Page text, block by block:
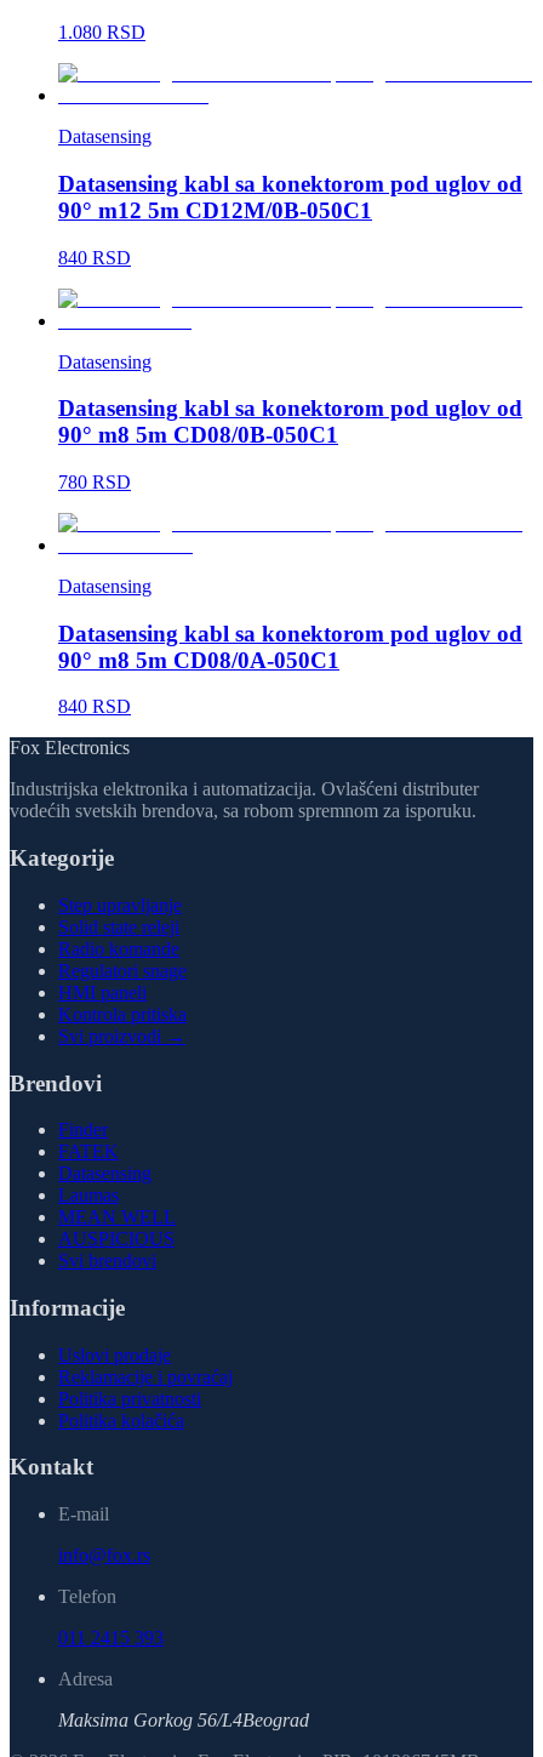
1.080 RSD
Datasensing
Datasensing kabl sa konektorom pod uglov od
90° m12 5m CD12M/0B-050C1
840 RSD
Datasensing
Datasensing kabl sa konektorom pod uglov od
90° m8 5m CD08/0B-050C1
780 RSD
Datasensing
Datasensing kabl sa konektorom pod uglov od
90° m8 5m CD08/0A-050C1
840 RSD
Fox Electronics
Industrijska elektronika i automatizacija. Ovlašćeni distributer
vodećih svetskih brendova, sa robom spremnom za isporuku.
Kategorije
Step upravljanje
Solid state releji
Radio komande
Regulatori snage
HMI paneli
Kontrola pritiska
Svi proizvodi →
Brendovi
Finder
FATEK
Datasensing
Laumas
MEAN WELL
AUSPICIOUS
Svi brendovi
Informacije
Uslovi prodaje
Reklamacije i povraćaj
Politika privatnosti
Politika kolačića
Kontakt
E-mail
info@fox.rs
Telefon
011 2415 393
Adresa
Maksima Gorkog 56/L4Beograd